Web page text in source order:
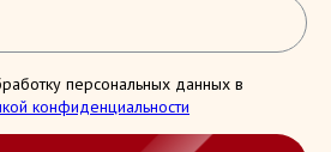
персональных данных в
конфиденциальности